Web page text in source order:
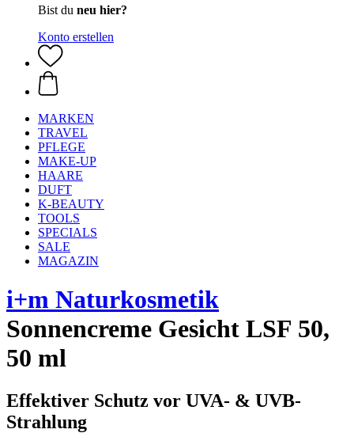
Bist du neu hier?
Konto erstellen
MARKEN
TRAVEL
PFLEGE
MAKE-UP
HAARE
DUFT
K-BEAUTY
TOOLS
SPECIALS
SALE
MAGAZIN
i+m Naturkosmetik
Sonnencreme Gesicht LSF 50,
50 ml
Effektiver Schutz vor UVA- & UVB-
Strahlung